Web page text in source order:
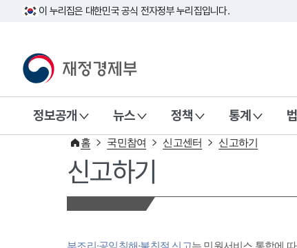
이 누리집은 대한민국 공식 전자정부 누리집입니다.
재정경제부(www.mofe.go.kr)
정보공개 뉴스 정책 통계
홈 국민참여 신고센터 신고하기
신고하기
부조리·공익침해·불친절 신고는 민원서비스 통합에